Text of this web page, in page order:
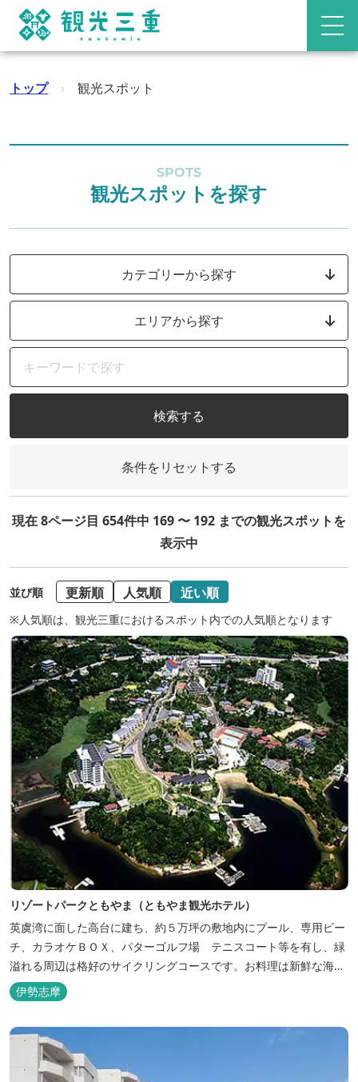
トップ › 観光スポット
SPOTS
観光スポットを探す
カテゴリーから探す
エリアから探す
検索する
条件をリセットする
現在 8ページ目 654件中 169 〜 192 までの観光スポットを
表示中
並び順 更新順 人気順 近い順
※人気順は、観光三重におけるスポット内での人気順となります
リゾートパークともやま（ともやま観光ホテル）
英虞湾に面した高台に建ち、約５万坪の敷地内にプール、専用ビー
チ、カラオケＢＯＸ、パターゴルフ場 テニスコート等を有し、緑
溢れる周辺は格好のサイクリングコースです。お料理は新鮮な海の
幸をふんだんに使用する荒磯焼、活造会席、伊勢海老残酷鍋会席、
松茸料理（秋）等グルメ志向の方に好評です。夏には野外バーベキ
ューも毎晩行ないます。
伊勢志摩